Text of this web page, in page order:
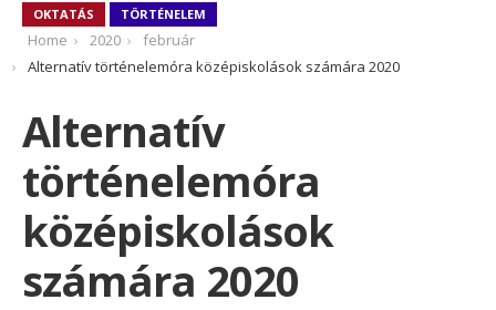
OKTATÁS TÖRTÉNELEM
Home 2020
február
Alternatív történelemóra középiskolások számára 2020
Alternatív
történelemóra
középiskolások
számára 2020